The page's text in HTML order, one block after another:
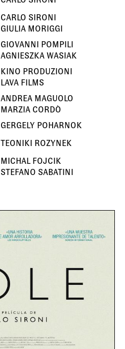
CARLO SIRONI
GIULIA MORIGGI
GIOVANNI POMPILI
AGNIESZKA WASIAK
KINO PRODUZIONI
LAVA FILMS
ANDREA MAGUOLO
MARZIA CORDÒ
GERGELY POHARNOK
TEONIKI ROZYNEK
MICHAL FOJCIK
STEFANO SABATINI